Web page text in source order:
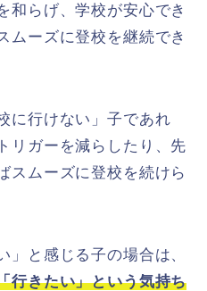
和らげ、学校が安心でき
ムーズに登校を継続でき
に行けない」子であれ
リガーを減らしたり、先
スムーズに登校を続けら
」と感じる子の場合は、
行きたい」という気持ち